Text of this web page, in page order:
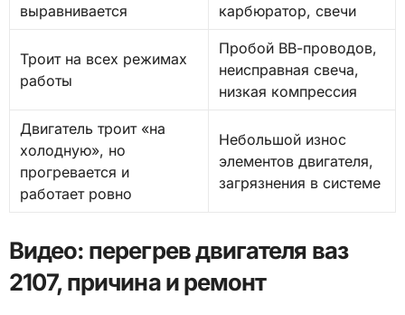
выравнивается
карбюратор, свечи
Троит на всех режимах
работы
Пробой ВВ-проводов,
неисправная свеча,
низкая компрессия
Двигатель троит «на
холодную», но
прогревается и
работает ровно
Небольшой износ
элементов двигателя,
загрязнения в системе
Видео: перегрев двигателя ваз
2107, причина и ремонт